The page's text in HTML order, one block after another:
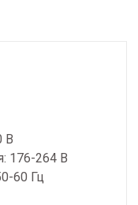
В
176-264 В
60 Гц